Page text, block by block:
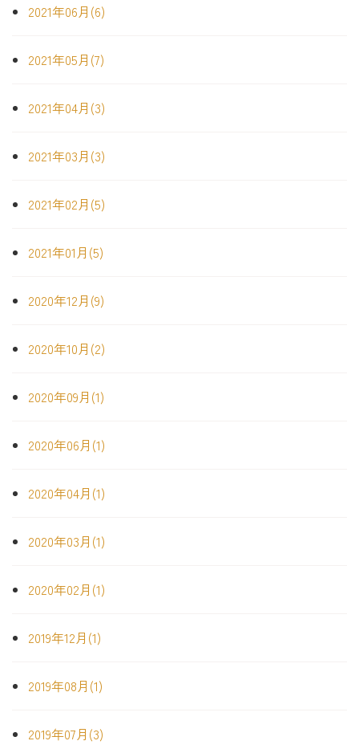
2021年06月(6)
2021年05月(7)
2021年04月(3)
2021年03月(3)
2021年02月(5)
2021年01月(5)
2020年12月(9)
2020年10月(2)
2020年09月(1)
2020年06月(1)
2020年04月(1)
2020年03月(1)
2020年02月(1)
2019年12月(1)
2019年08月(1)
2019年07月(3)